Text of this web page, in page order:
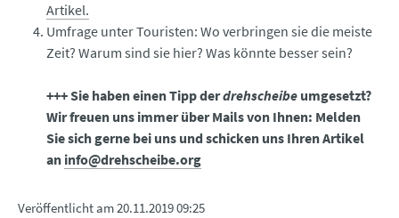
Artikel.
Umfrage unter Touristen: Wo verbringen sie die meiste
Zeit? Warum sind sie hier? Was könnte besser sein?
+++ Sie haben einen Tipp derdrehscheibe umgesetzt?
Wir freuen uns immer über Mails von Ihnen: Melden
Sie sich gerne bei uns und schicken uns Ihren Artikel
an info@drehscheibe.org
Veröffentlicht am20.11.2019 09:25